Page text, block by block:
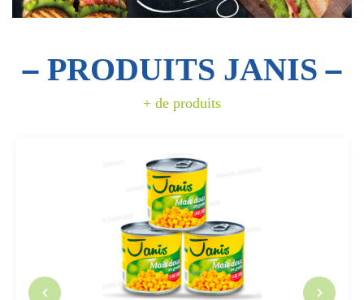
PRODUITS JANIS
+ de produits